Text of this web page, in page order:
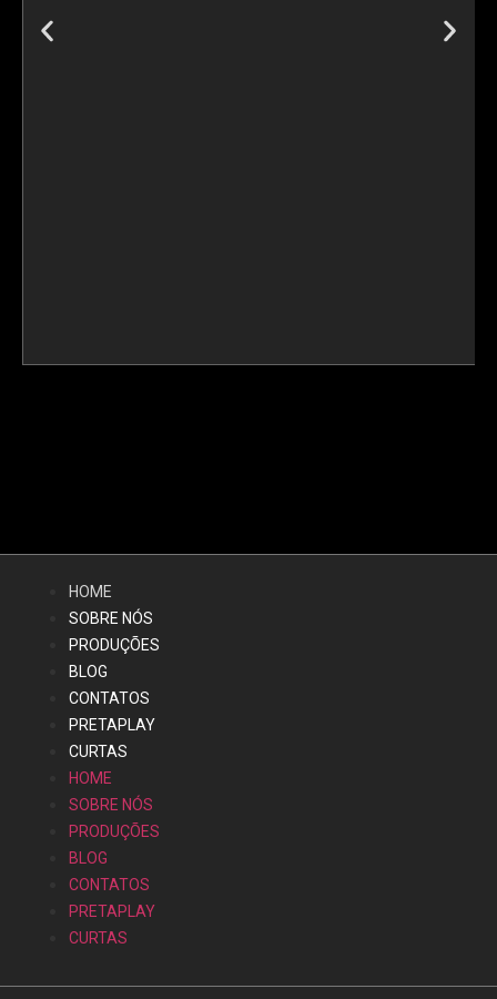
HOME
SOBRE NÓS
PRODUÇÕES
BLOG
CONTATOS
PRETAPLAY
CURTAS
HOME
SOBRE NÓS
PRODUÇÕES
BLOG
CONTATOS
PRETAPLAY
CURTAS